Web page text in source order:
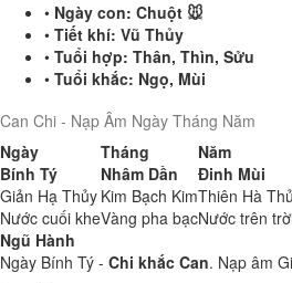
• Ngày con: Chuột 🐭
• Tiết khí: Vũ Thủy
• Tuổi hợp: Thân, Thìn, Sửu
• Tuổi khắc: Ngọ, Mùi
Can Chi - Nạp Âm Ngày Tháng Năm
Ngày
Tháng
Năm
Bính Tý
Nhâm Dần
Đinh Mùi
Giản Hạ Thủy Kim Bạch KimThiên Hà
Nước cuối kheVàng pha bạcNước trên
Ngũ Hành
Ngày Bính Tý - Chi khắc Can. Nạp âm